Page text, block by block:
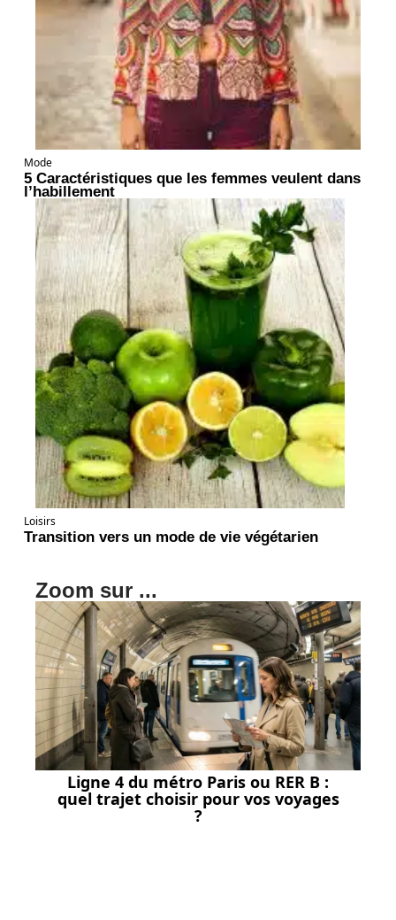
Mode
5 Caractéristiques que les femmes veulent dans
l’habillement
Loisirs
Transition vers un mode de vie végétarien
Zoom sur ...
Ligne 4 du métro Paris ou RER B :
quel trajet choisir pour vos voyages
?